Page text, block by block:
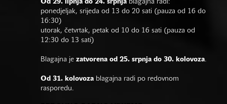
Od 29. lipnja do 24. srpnja blagajna radi:
ponedjeljak, srijeda od 13 do 20 sati (pauza od 16 do
16:30)
utorak, četvrtak, petak od 10 do 16 sati (pauza od
12:30 do 13 sati)
Blagajna je zatvorena od 25. srpnja do 30. kolovoza.
Od 31. kolovoza blagajna radi po redovnom
rasporedu.